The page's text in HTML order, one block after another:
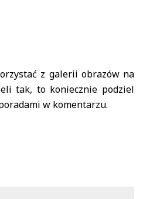
z galerii obrazów na
tak, to koniecznie podziel
w komentarzu.